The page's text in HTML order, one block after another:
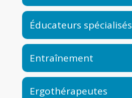
Éducateurs spécialisés
Entraînement
Ergothérapeutes